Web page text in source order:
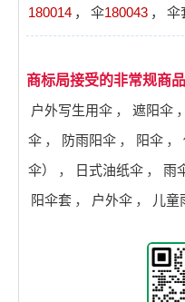
180014 ， 伞180043 ， 伞
商标局接受的非常规商品
户外写生用伞 ， 遮阳伞 ，
伞 ， 防雨阳伞 ， 阳伞 ，
伞）
， 日式油纸伞 ， 雨
阳伞套 ， 户外伞 ， 儿童